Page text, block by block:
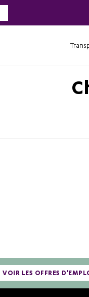
VOIR LES OFFRES